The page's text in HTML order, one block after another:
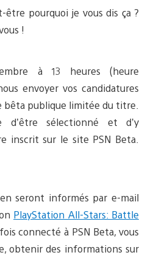
être pourquoi je vous dis ça ?
!
à 13 heures (heure
envoyer vos candidatures
bêta publique limitée du titre.
d’être sélectionné et d’y
inscrit sur le site PSN Beta.
seront informés par e-mail
PlayStation All-Stars: Battle
connecté à PSN Beta, vous
obtenir des informations sur